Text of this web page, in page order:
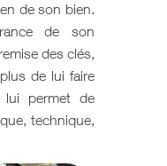
de son bien.
de son
des clés,
de lui faire
lui permet de
technique,